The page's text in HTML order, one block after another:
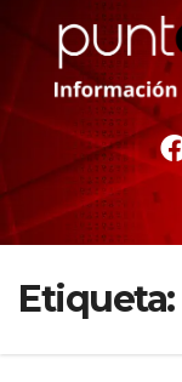
Etiqueta: